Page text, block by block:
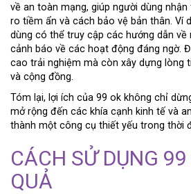
về an toàn mạng, giúp người dùng
ro tiềm ẩn và cách bảo vệ bản thân. Ví
dùng có thể truy cập các hướng dẫn về
cảnh báo về các hoạt động đáng ngờ.
cao trải nghiệm mà còn xây dựng lòng
và cộng đồng.
Tóm lại, lợi ích của 99 ok không chỉ
mở rộng đến các khía cạnh kinh tế và
thành một công cụ thiết yếu trong thời
CÁCH SỬ DỤNG 99
QUẢ